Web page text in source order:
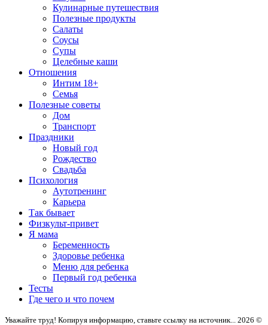
Кулинарные путешествия
Полезные продукты
Салаты
Соусы
Супы
Целебные каши
Отношения
Интим 18+
Семья
Полезные советы
Дом
Транспорт
Праздники
Новый год
Рождество
Свадьба
Психология
Аутотренинг
Карьера
Так бывает
Физкульт-привет
Я мама
Беременность
Здоровье ребенка
Меню для ребенка
Первый год ребенка
Тесты
Где чего и что почем
Уважайте труд! Копируя информацию, ставьте ссылку на источник... 2026 ©